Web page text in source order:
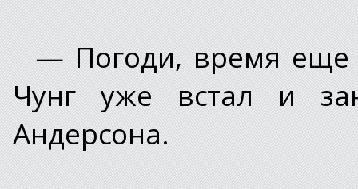
— Погоди, время еще
Чунг уже встал и
Андерсона.